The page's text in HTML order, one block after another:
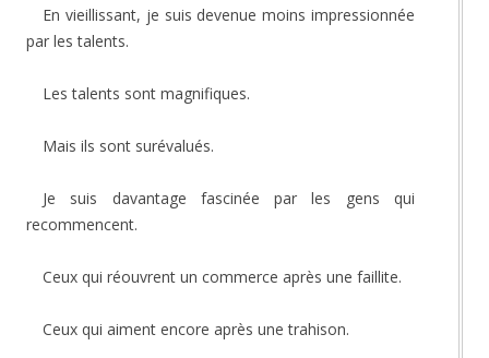
En vieillissant, je suis devenue moins impressionnée
par les talents.
Les talents sont magnifiques.
Mais ils sont surévalués.
Je suis davantage fascinée par les gens qui
recommencent.
Ceux qui réouvrent un commerce après une faillite.
Ceux qui aiment encore après une trahison.